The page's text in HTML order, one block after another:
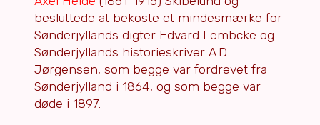
besluttede at bekoste et mindesmærke for
Sønderjyllands digter Edvard Lembcke og
Sønderjyllands historieskriver A.D.
Jørgensen, som begge var fordrevet fra
Sønderjylland i 1864, og som begge var
døde i 1897.